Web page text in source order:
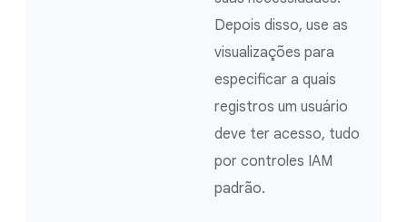
Depois disso, use as
visualizações para
especificar a quais
registros um usuário
deve ter acesso, tudo
por controles IAM
padrão.